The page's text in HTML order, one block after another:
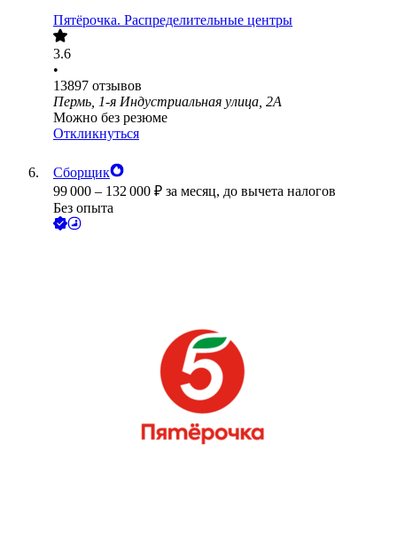
Пятёрочка. Распределительные центры
3.6
•
13897 отзывов
Пермь, 1-я Индустриальная улица, 2А
Можно без резюме
Откликнуться
Сборщик
99 000 – 132 000 ₽ за месяц, до вычета налогов
Без опыта